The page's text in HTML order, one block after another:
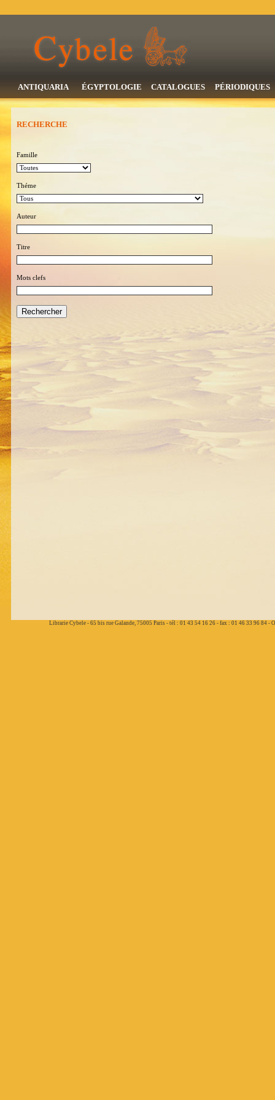
ANTIQUARIA ÉGYPTOLOGIE CATALOGUES PÉRIODIQUES
RECHERCHE
Famille
Théme
Auteur
Titre
Mots clefs
Librarie Cybele - 65 bis rue Galande, 75005 Paris - tél : 01 43 54 16 26 - fax : 01 46 33 96 84